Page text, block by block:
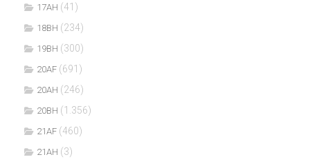
17AH (41)
18BH (234)
19BH (300)
20AF (691)
20AH (246)
20BH (1.356)
21AF (460)
21AH (3)